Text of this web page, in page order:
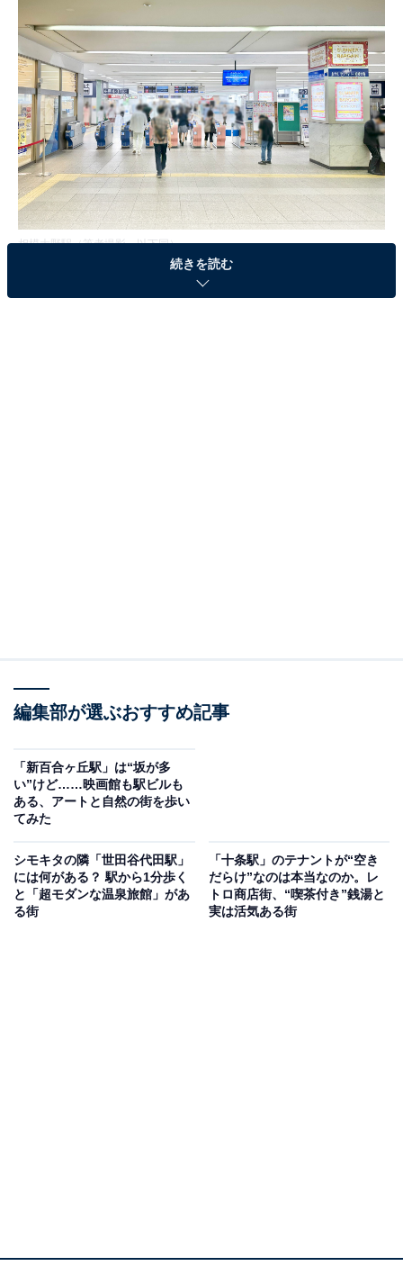
相模大野駅（筆者撮影、以下同）
新宿方面へはもちろん、代々木上原駅で千代田線に乗り
続きを読む
編集部が選ぶおすすめ記事
「新百合ヶ丘駅」は“坂が多
い”けど……映画館も駅ビルも
ある、アートと自然の街を歩い
てみた
シモキタの隣「世田谷代田駅」
には何がある？ 駅から1分歩く
と「超モダンな温泉旅館」があ
る街
「十条駅」のテナントが“空き
だらけ”なのは本当なのか。レ
トロ商店街、“喫茶付き”銭湯と
実は活気ある街